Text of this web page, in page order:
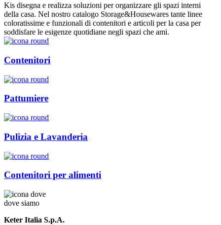
Kis disegna e realizza soluzioni per organizzare gli spazi interni
della casa. Nel nostro catalogo Storage&Housewares tante linee
coloratissime e funzionali di contenitori e articoli per la casa per
soddisfare le esigenze quotidiane negli spazi che ami.
Contenitori
Pattumiere
Pulizia e Lavanderia
Contenitori per alimenti
dove siamo
Keter Italia S.p.A.